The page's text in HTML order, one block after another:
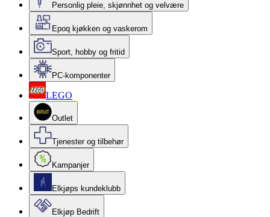
Personlig pleie, skjønnhet og velvære
Epoq kjøkken og vaskerom
Sport, hobby og fritid
PC-komponenter
LEGO
Outlet
Tjenester og tilbehør
Kampanjer
Elkjøps kundeklubb
Elkjøp Bedrift